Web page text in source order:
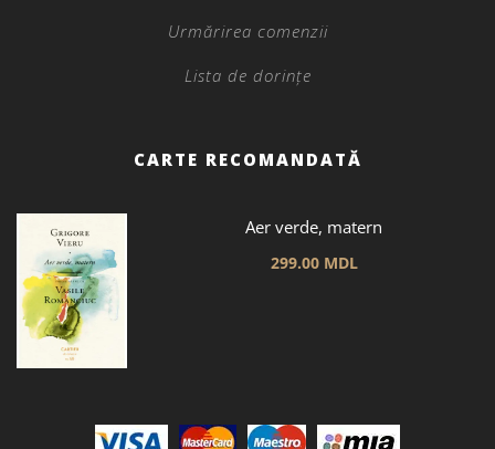
Urmărirea comenzii
Lista de dorințe
CARTE RECOMANDATĂ
Aer verde, matern
299.00 MDL